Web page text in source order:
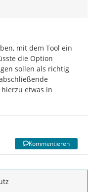
mit dem Tool ein
die Option
sollen als richtig
etwas in
Kommentieren